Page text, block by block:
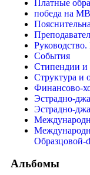
Платные
победа на
Руководство.
События
Стипендии и
Структура и
Финансово-
Эстрадно-
Эстрадно-
Образцовой-
Альбомы